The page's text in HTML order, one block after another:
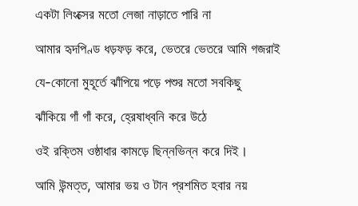
একটা লিংক্সের মতো লেজা নাড়াতে পারি না
আমার হৃদপিণ্ড ধড়ফড় করে, ভেতরে ভেতরে আমি গজরাই
যে-কোনো মুহূর্তে ঝাঁপিয়ে পড়ে পশুর মতো সবকিছু
ঝাঁকিয়ে গাঁ গাঁ করে, হ্রেষাধ্বনি করে উঠে
ওই রক্তিম ওষ্ঠাধার কামড়ে ছিন্নভিন্ন করে দিই।
আমি উন্মত্ত, আমার ভয় ও টান প্রশমিত হবার নয়